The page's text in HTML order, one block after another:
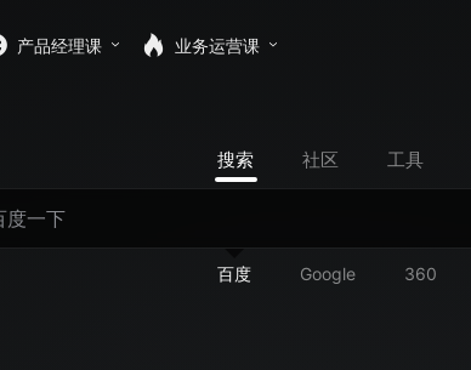
产品经理课 业务运营课
搜索 社区 工具
百度 Google 360